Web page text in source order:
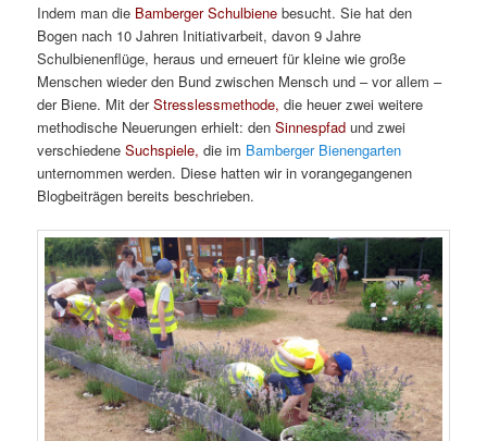
Indem man die Bamberger Schulbiene besucht. Sie hat den
Bogen nach 10 Jahren Initiativarbeit, davon 9 Jahre
Schulbienenflüge, heraus und erneuert für kleine wie große
Menschen wieder den Bund zwischen Mensch und – vor allem –
der Biene. Mit derStresslessmethode, die heuer zwei weitere
methodische Neuerungen erhielt: denSinnespfad und zwei
verschiedeneSuchspiele, die im Bamberger Bienengarten
unternommen werden. Diese hatten wir in vorangegangenen
Blogbeiträgen bereits beschrieben.